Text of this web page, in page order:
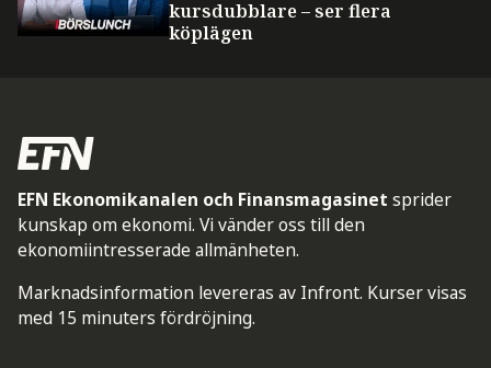
kursdubblare – ser flera
köplägen
EFN Ekonomikanalen och Finansmagasinet sprider
kunskap om ekonomi. Vi vänder oss till den
ekonomiintresserade allmänheten.
Marknadsinformation levereras av Infront. Kurser visas
med 15 minuters fördröjning.